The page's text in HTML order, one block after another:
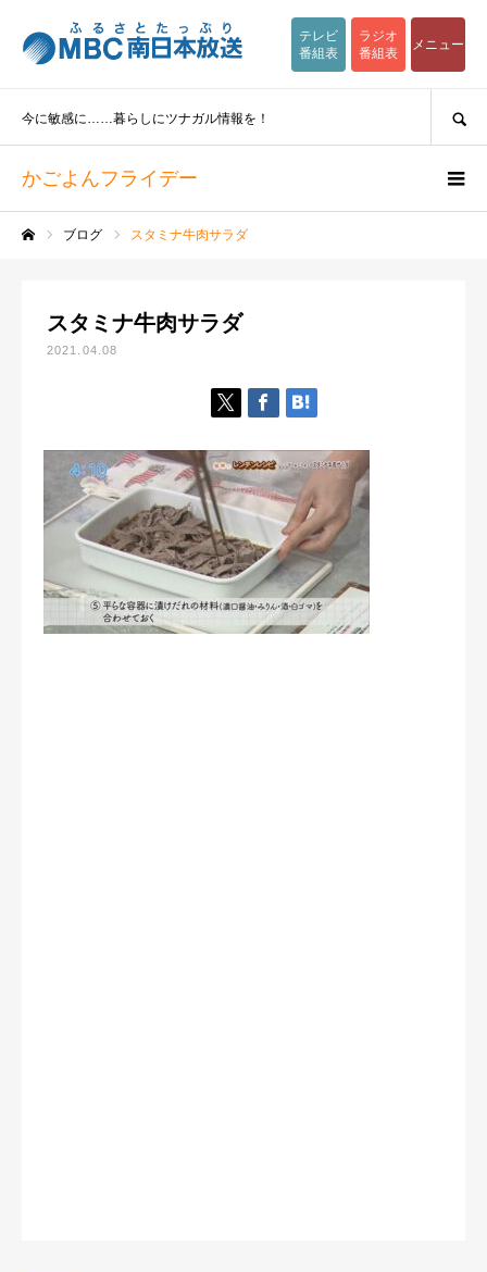
テレビ
番組表
ラジオ
番組表
メニュー
かごよんフライデー
今に敏感に……暮らしにツナガル情報を！
ブログ スタミナ牛肉サラダ
スタミナ牛肉サラダ
2021.04.08